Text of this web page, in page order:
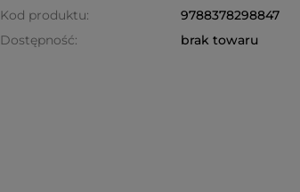
Kod produktu:
9788378298847
Dostępność:
brak towaru